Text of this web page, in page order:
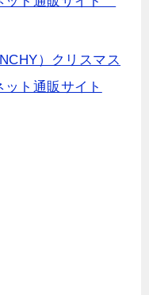
）クリスマス
ト通販サイト